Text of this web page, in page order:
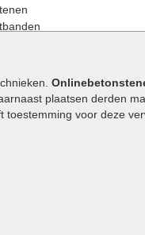
plaatsen derden
voor deze